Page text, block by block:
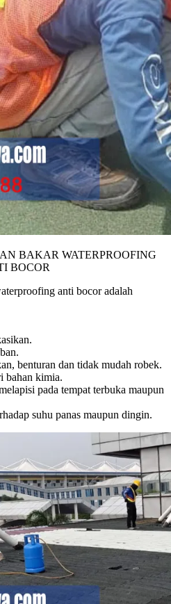
BAKAR WATERPROOFING
BOCOR
anti bocor adalah
benturan dan tidak mudah robek.
bahan kimia.
pada tempat terbuka maupun
suhu panas maupun dingin.